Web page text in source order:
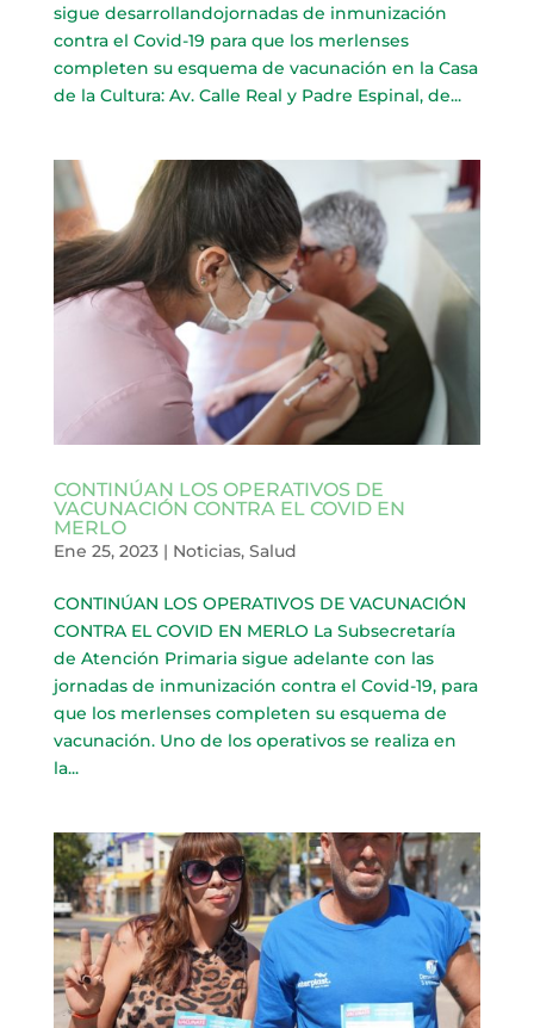
sigue desarrollandojornadas de inmunización
contra el Covid-19 para que los merlenses
completen su esquema de vacunación en la Casa
de la Cultura: Av. Calle Real y Padre Espinal, de...
CONTINÚAN LOS OPERATIVOS DE
VACUNACIÓN CONTRA EL COVID EN
MERLO
Ene 25, 2023| Noticias, Salud
CONTINÚAN LOS OPERATIVOS DE VACUNACIÓN
CONTRA EL COVID EN MERLO La Subsecretaría
de Atención Primaria sigue adelante con las
jornadas de inmunización contra el Covid-19, para
que los merlenses completen su esquema de
vacunación. Uno de los operativos se realiza en
la...